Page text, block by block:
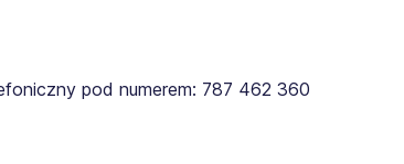
pod numerem: 787 462 360​